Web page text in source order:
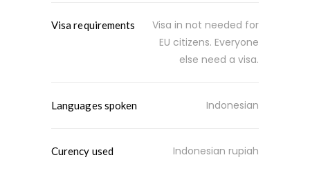
Visa requirements
Visa in not needed for
EU citizens. Everyone
else need a visa.
Languages spoken Indonesian
Curency used Indonesian rupiah